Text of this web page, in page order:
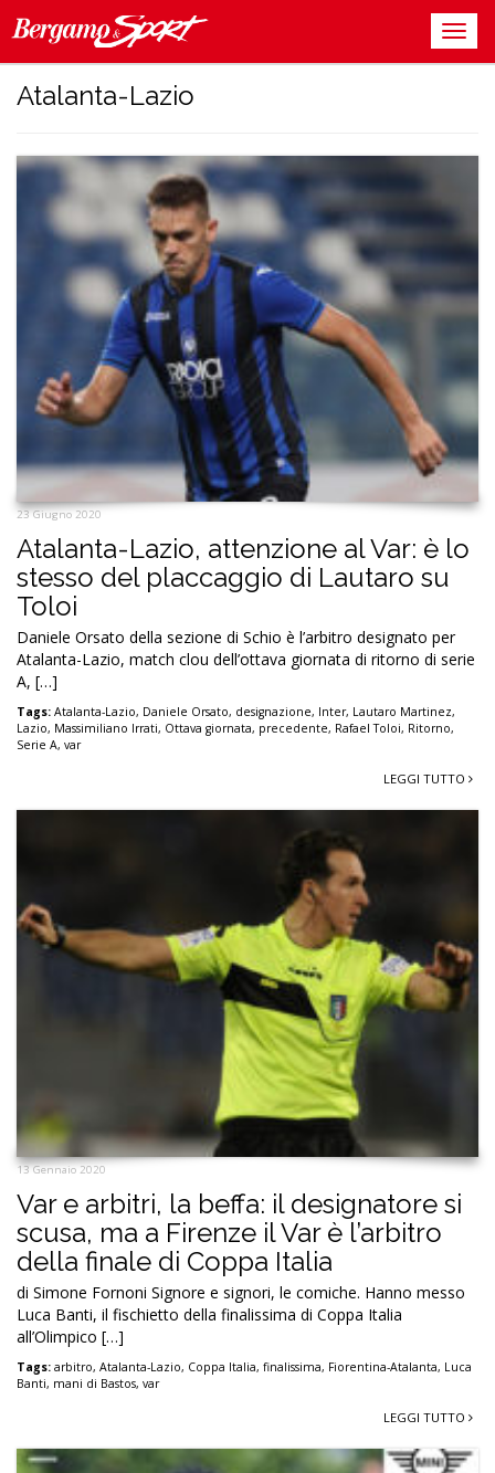
Atalanta-Lazio
23 Giugno 2020
Atalanta-Lazio, attenzione al Var: è lo
stesso del placcaggio di Lautaro su
Toloi
Daniele Orsato della sezione di Schio è l’arbitro designato per
Atalanta-Lazio, match clou dell’ottava giornata di ritorno di serie
A, […]
Tags: Atalanta-Lazio, Daniele Orsato, designazione, Inter, Lautaro Martinez,
Lazio, Massimiliano Irrati, Ottava giornata, precedente, Rafael Toloi, Ritorno,
Serie A, var
LEGGI TUTTO
13 Gennaio 2020
Var e arbitri, la beffa: il designatore si
scusa, ma a Firenze il Var è l’arbitro
della finale di Coppa Italia
di Simone Fornoni Signore e signori, le comiche. Hanno messo
Luca Banti, il fischietto della finalissima di Coppa Italia
all’Olimpico […]
Tags: arbitro, Atalanta-Lazio, Coppa Italia, finalissima, Fiorentina-Atalanta, Luca
Banti, mani di Bastos, var
LEGGI TUTTO